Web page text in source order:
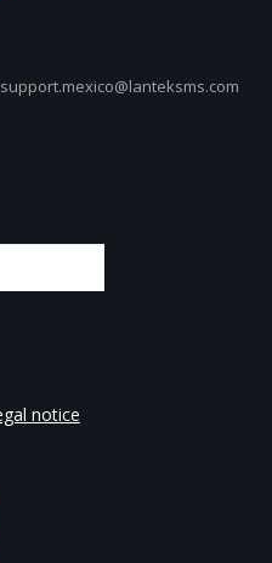
support.mexico@lanteksms.com